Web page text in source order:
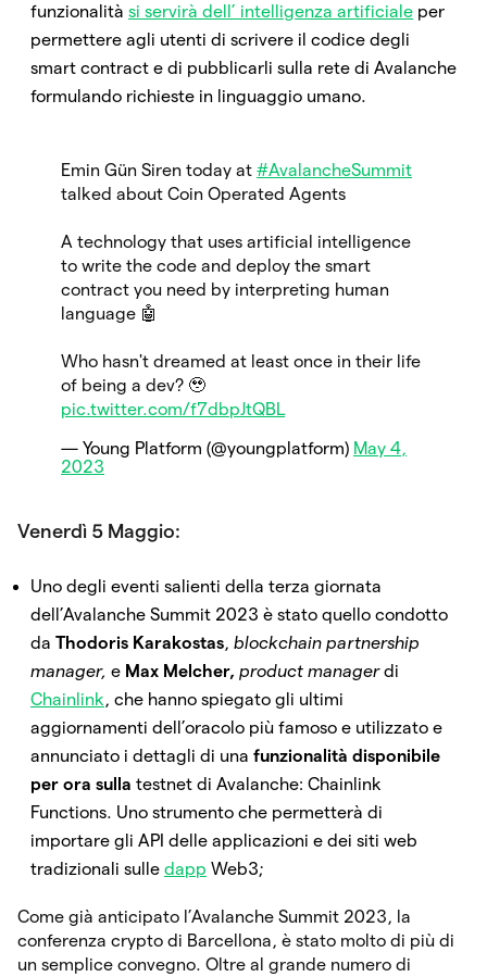
funzionalità si servirà dell’ intelligenza artificiale per
permettere agli utenti di scrivere il codice degli
smart contract e di pubblicarli sulla rete di Avalanche
formulando richieste in linguaggio umano.
Emin Gün Siren today at #AvalancheSummit
talked about Coin Operated Agents
A technology that uses artificial intelligence
to write the code and deploy the smart
contract you need by interpreting human
language 🤖
Who hasn't dreamed at least once in their life
of being a dev? 🥹
pic.twitter.com/f7dbpJtQBL
— Young Platform (@youngplatform) May 4,
2023
Venerdì 5 Maggio:
Uno degli eventi salienti della terza giornata
dell’Avalanche Summit 2023 è stato quello condotto
da Thodoris Karakostas, blockchain partnership
manager, e Max Melcher, product managerdi
Chainlink, che hanno spiegato gli ultimi
aggiornamenti dell’oracolo più famoso e utilizzato e
annunciato i dettagli di una funzionalità disponibile
per ora sulla testnet di Avalanche: Chainlink
Functions. Uno strumento che permetterà di
importare gli API delle applicazioni e dei siti web
tradizionali sulle dapp Web3;
Come già anticipato l’Avalanche Summit 2023, la
conferenza crypto di Barcellona, è stato molto di più di
un semplice convegno. Oltre al grande numero di